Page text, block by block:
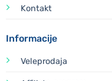
Kontakt
Informacije
Veleprodaja